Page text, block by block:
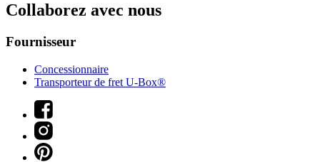
Collaborez avec nous
Fournisseur
Concessionnaire
Transporteur de fret U-Box®